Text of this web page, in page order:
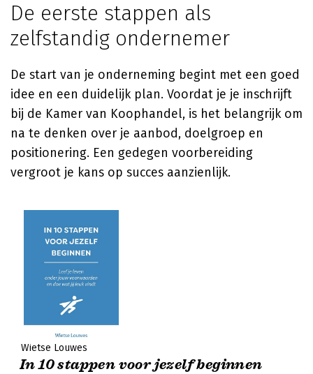
De eerste stappen als
zelfstandig ondernemer
De start van je onderneming begint met een goed
idee en een duidelijk plan. Voordat je je inschrijft
bij de Kamer van Koophandel, is het belangrijk om
na te denken over je aanbod, doelgroep en
positionering. Een gedegen voorbereiding
vergroot je kans op succes aanzienlijk.
Wietse Louwes
In 10 stappen voor jezelf beginnen